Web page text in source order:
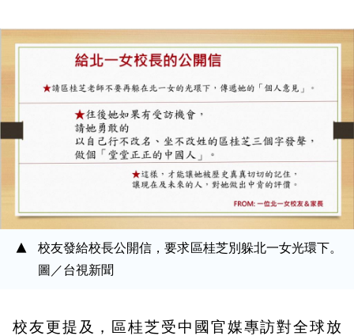
校友發給校長公開信，要求區桂芝別躲北一女光環下。
圖／台視新聞
校友更提及，區桂芝受中國官媒專訪對全球放